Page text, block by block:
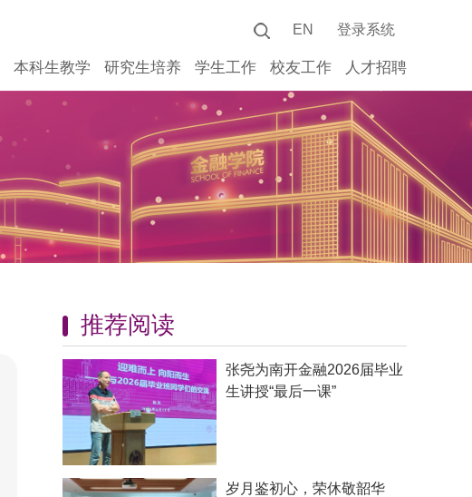
EN 登录系统
本科生教学 研究生培养 学生工作 校友工作 人才招聘
推荐阅读
张尧为南开金融2026届毕业
生讲授“最后一课”
岁月鉴初心，荣休敬韶华